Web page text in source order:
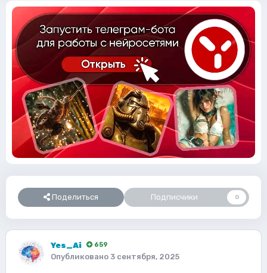
Поделиться Подписчики 0
Yes_Ai 659
Опубликовано 3 сентября, 2025